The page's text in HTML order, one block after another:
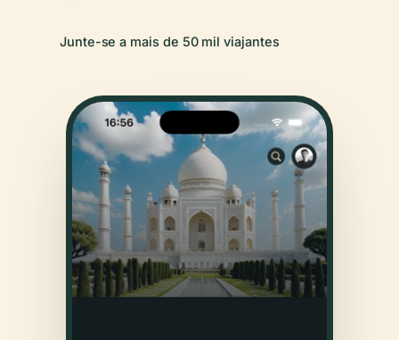
Junte-se a mais de 50 mil viajantes